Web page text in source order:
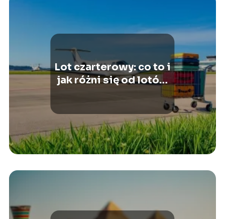
Lot czarterowy: co to i
jak różni się od lotów